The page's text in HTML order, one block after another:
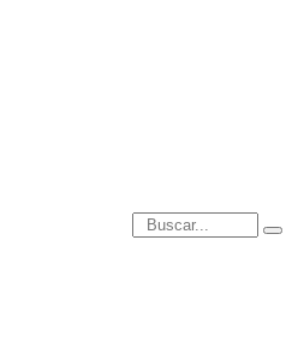
Introduce términos de